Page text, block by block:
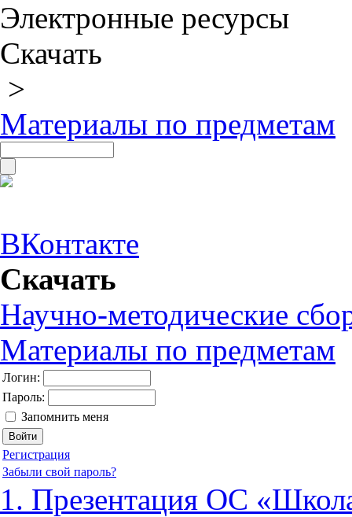
Электронные ресурсы
Скачать
>
Материалы по предметам
ВКонтакте
Скачать
Научно-методические
Материалы по предметам
Логин:
Пароль:
Запомнить меня
Регистрация
Забыли свой пароль?
1. Презентация ОС